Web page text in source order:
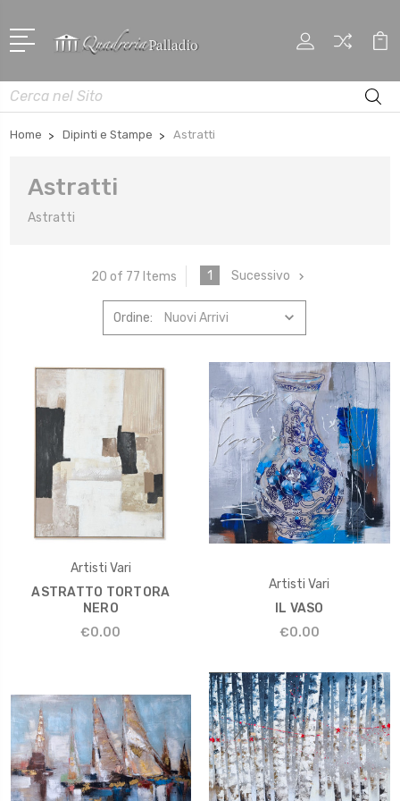
Cerca
Home Dipinti e Stampe Astratti
Astratti
Astratti
20 of 77 Items 1 Sucessivo
Ordine:
Artisti Vari
ASTRATTO TORTORA
NERO
€0.00
Artisti Vari
IL VASO
€0.00